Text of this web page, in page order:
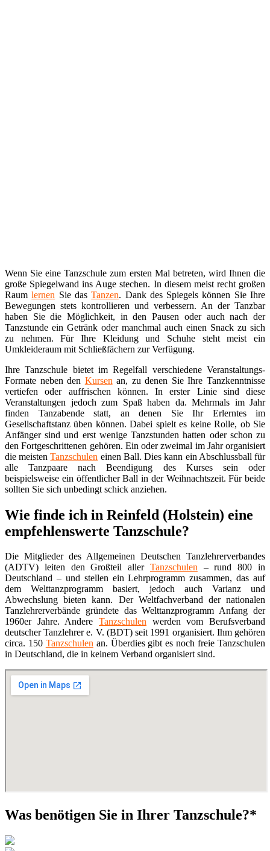
Wenn Sie eine Tanzschule zum ersten Mal betreten, wird Ihnen die
große Spiegelwand ins Auge stechen. In diesem meist recht großen
Raumlernen Sie dasTanzen. Dank des Spiegels können Sie Ihre
Bewegungen stets kontrollieren und verbessern. An der Tanzbar
haben Sie die Möglichkeit, in den Pausen oder auch nach der
Tanzstunde ein Getränk oder manchmal auch einen Snack zu sich
zu nehmen. Für Ihre Kleidung und Schuhe steht meist ein
Umkleideraum mit Schließfächern zur Verfügung.
Ihre Tanzschule bietet im Regelfall verschiedene Veranstaltungs-
Formate neben den Kursen an, zu denen Sie Ihre Tanzkenntnisse
vertiefen oder auffrischen können. In erster Linie sind diese
Veranstaltungen jedoch zum Spaß haben da. Mehrmals im Jahr
finden Tanzabende statt, an denen Sie Ihr Erlerntes im
Gesellschaftstanz üben können. Dabei spielt es keine Rolle, ob Sie
Anfänger sind und erst wenige Tanzstunden hatten oder schon zu
den Fortgeschrittenen gehören. Ein oder zweimal im Jahr organisiert
die meistenTanzschulen einen Ball. Dies kann ein Abschlussball für
alle Tanzpaare nach Beendigung des Kurses sein oder
beispielsweise ein öffentlicher Ball in der Weihnachtszeit. Für beide
sollten Sie sich unbedingt schick anziehen.
Wie finde ich in Reinfeld (Holstein) eine
empfehlenswerte Tanzschule?
Die Mitglieder des Allgemeinen Deutschen Tanzlehrerverbandes
(ADTV) leiten den Großteil aller Tanzschulen– rund 800 in
Deutschland – und stellen ein Lehrprogramm zusammen, das auf
dem Welttanzprogramm basiert, jedoch auch Varianz und
Abwechslung bieten kann. Der Weltfachverband der nationalen
Tanzlehrerverbände gründete das Welttanzprogramm Anfang der
1960er Jahre. Andere Tanzschulen werden vom Berufsverband
deutscher Tanzlehrer e. V. (BDT) seit 1991 organisiert. Ihm gehören
circa. 150 Tanzschulenan. Überdies gibt es noch freie Tanzschulen
in Deutschland, die in keinem Verband organisiert sind.
Was benötigen Sie in Ihrer Tanzschule?*